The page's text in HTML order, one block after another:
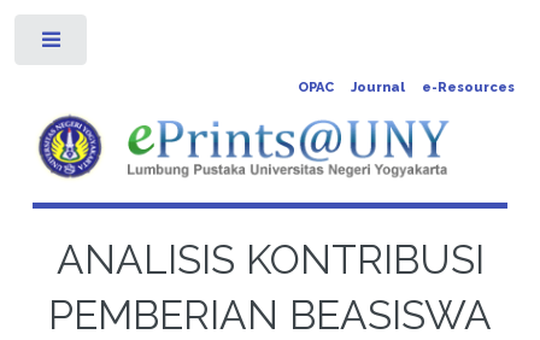
OPAC Journal e-Resources
ANALISIS KONTRIBUSI
PEMBERIAN BEASISWA